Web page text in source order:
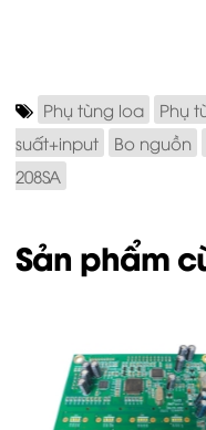
Phụ tùng loa Phụ
suất+input
Bo nguồn
208SA
Sản phẩm